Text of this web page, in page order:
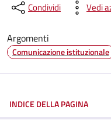
Condividi Vedi
Argomenti
Comunicazione istituzionale
INDICE DELLA PAGINA